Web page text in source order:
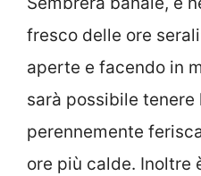
fresco delle ore
aperte e facendo in
sarà possibile tenere
perennemente
ore più calde. Inoltre